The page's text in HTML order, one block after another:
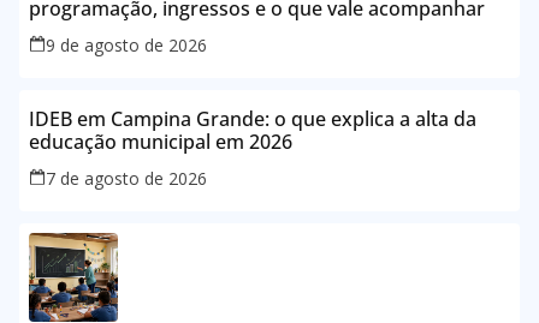
programação, ingressos e o que vale acompanhar
9 de agosto de 2026
IDEB em Campina Grande: o que explica a alta da
educação municipal em 2026
7 de agosto de 2026